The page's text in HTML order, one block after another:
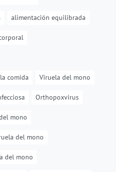
alimentación equilibrada
comida Viruela del mono
Orthopoxvirus
mono
del mono
del mono